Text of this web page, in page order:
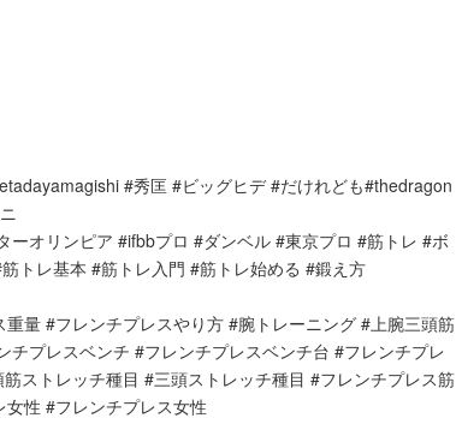
#秀匡 #ビッグヒデ #だけれども#thedragon
オリンピア #ifbbプロ #ダンベル #東京プロ #筋トレ #ボ
トレ基本 #筋トレ入門 #筋トレ始める #鍛え方
量 #フレンチプレスやり方 #腕トレーニング #上腕三頭筋
プレスベンチ #フレンチプレスベンチ台 #フレンチプレ
ストレッチ種目 #三頭ストレッチ種目 #フレンチプレス筋
性 #フレンチプレス女性